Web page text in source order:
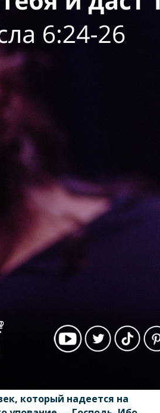
который надеется на